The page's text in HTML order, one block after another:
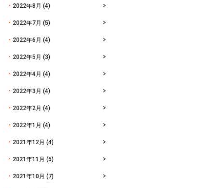
2022年8月 (4)
2022年7月 (5)
2022年6月 (4)
2022年5月 (3)
2022年4月 (4)
2022年3月 (4)
2022年2月 (4)
2022年1月 (4)
2021年12月 (4)
2021年11月 (5)
2021年10月 (7)